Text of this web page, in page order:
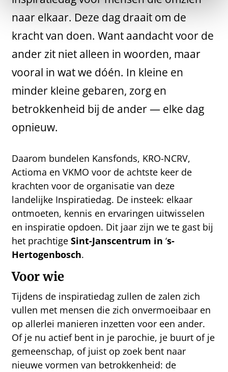
naar elkaar. Deze dag draait om de
kracht van doen. Want aandacht voor de
ander zit niet alleen in woorden, maar
vooral in wat we dóén. In kleine en
minder kleine gebaren, zorg en
betrokkenheid bij de ander — elke dag
opnieuw.
Daarom bundelen Kansfonds, KRO-NCRV,
Actioma en VKMO voor de achtste keer de
krachten voor de organisatie van deze
landelijke Inspiratiedag. De insteek: elkaar
ontmoeten, kennis en ervaringen uitwisselen
en inspiratie opdoen. Dit jaar zijn we te gast bij
het prachtige Sint-Janscentrum in ‘s-
Hertogenbosch.
Voor wie
Tijdens de inspiratiedag zullen de zalen zich
vullen met mensen die zich onvermoeibaar en
op allerlei manieren inzetten voor een ander.
Of je nu actief bent in je parochie, je buurt of je
gemeenschap, of juist op zoek bent naar
nieuwe vormen van betrokkenheid: de